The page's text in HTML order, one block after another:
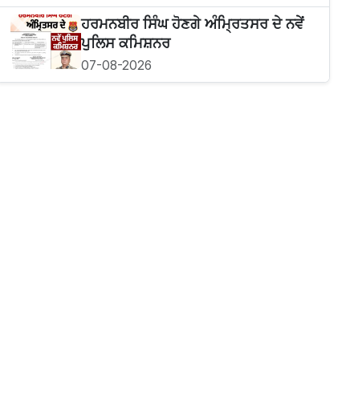
ਹਰਮਨਬੀਰ ਸਿੰਘ ਹੋਣਗੇ ਅੰਮ੍ਰਿਤਸਰ ਦੇ ਨਵੇਂ
ਪੁਲਿਸ ਕਮਿਸ਼ਨਰ
07-08-2026